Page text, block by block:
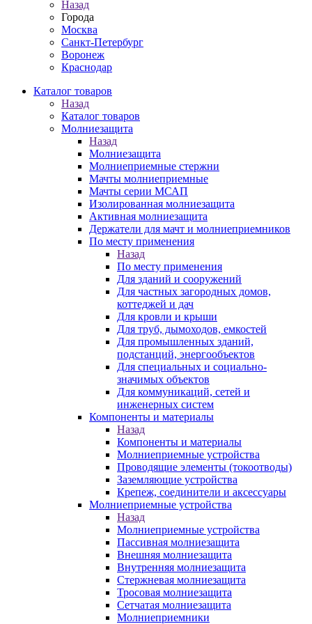
Назад
Города
Москва
Санкт-Петербург
Воронеж
Краснодар
Каталог товаров
Назад
Каталог товаров
Молниезащита
Назад
Молниезащита
Молниеприемные стержни
Мачты молниеприемные
Мачты серии МСАП
Изолированная молниезащита
Активная молниезащита
Держатели для мачт и молниеприемников
По месту применения
Назад
По месту применения
Для зданий и сооружений
Для частных загородных домов,
коттеджей и дач
Для кровли и крыши
Для труб, дымоходов, емкостей
Для промышленных зданий,
подстанций, энергообъектов
Для специальных и социально-
значимых объектов
Для коммуникаций, сетей и
инженерных систем
Компоненты и материалы
Назад
Компоненты и материалы
Молниеприемные устройства
Проводящие элементы (токоотводы)
Заземляющие устройства
Крепеж, соединители и аксессуары
Молниеприемные устройства
Назад
Молниеприемные устройства
Пассивная молниезащита
Внешняя молниезащита
Внутренняя молниезащита
Стержневая молниезащита
Тросовая молниезащита
Сетчатая молниезащита
Молниеприемники